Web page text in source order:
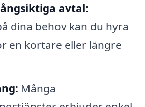
avtal:
dina behov kan du hyra
en kortare eller längre
Många